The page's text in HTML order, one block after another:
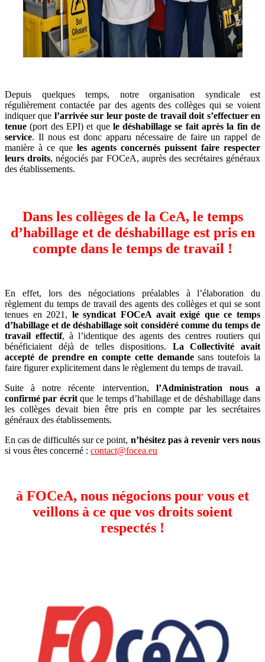
Depuis quelques temps, notre organisation syndicale est
régulièrement contactée par des agents des collèges qui se voient
indiquer que l’arrivée sur leur poste de travail doit s’effectuer en
tenue (port des EPI) et que le déshabillage se fait après la fin de
service. Il nous est donc apparu nécessaire de faire un rappel de
manière à ce que les agents concernés puissent faire respecter
leurs droits, négociés par FOCeA, auprès des secrétaires généraux
des établissements.
Dans les collèges de la CeA, le temps
d’habillage et de déshabillage est pris en
compte dans le temps de travail !
En effet, lors des négociations préalables à l’élaboration du
règlement du temps de travail des agents des collèges et qui se sont
tenues en 2021, le syndicat FOCeA avait exigé que ce temps
d’habillage et de déshabillage soit considéré comme du temps de
travail effectif, à l’identique des agents des centres routiers qui
bénéficiaient déjà de telles dispositions. La Collectivité avait
accepté de prendre en compte cette demandesans toutefois la
faire figurer explicitement dans le règlement du temps de travail.
Suite à notre récente intervention, l’Administration nous a
confirmé par écritque le temps d’habillage et de déshabillage dans
les collèges devait bien être pris en compte par les secrétaires
généraux des établissements.
En cas de difficultés sur ce point, n’hésitez pas à revenir vers nous
si vous êtes concerné : contact@focea.eu
à FOCeA, nous négocions pour vous et
veillons à ce que vos droits soient
respectés !